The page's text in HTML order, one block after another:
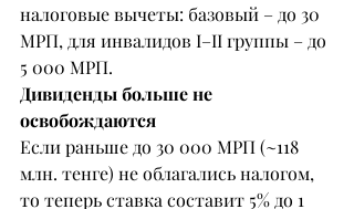
налоговые вычеты: базовый – до 30
МРП, для инвалидов I–II группы – до
5 000 МРП.
Дивиденды больше не
освобождаются
Если раньше до 30 000 МРП (~118
млн. тенге) не облагались налогом,
то теперь ставка составит 5% до 1